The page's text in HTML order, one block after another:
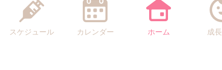
スケジュール カレンダー ホーム 成